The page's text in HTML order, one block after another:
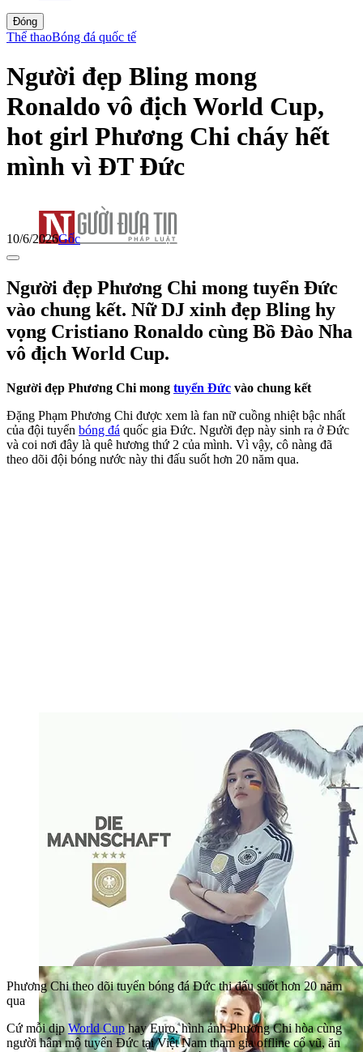
Đóng
Thể thaoBóng đá quốc tế
Người đẹp Bling mong
Ronaldo vô địch World Cup,
hot girl Phương Chi cháy hết
mình vì ĐT Đức
10/6/2026Gốc
Người đẹp Phương Chi mong tuyển Đức
vào chung kết. Nữ DJ xinh đẹp Bling hy
vọng Cristiano Ronaldo cùng Bồ Đào Nha
vô địch World Cup.
Người đẹp Phương Chi mong tuyển Đức vào chung kết
Đặng Phạm Phương Chi được xem là fan nữ cuồng nhiệt bậc nhất
của đội tuyển bóng đá quốc gia Đức. Người đẹp này sinh ra ở Đức
và coi nơi đây là quê hương thứ 2 của mình. Vì vậy, cô nàng đã
theo dõi đội bóng nước này thi đấu suốt hơn 20 năm qua.
Phương Chi theo dõi tuyển bóng đá Đức thi đấu suốt hơn 20 năm
qua
Cứ mỗi dịpWorld Cuphay Euro, hình ảnh Phương Chi hòa cùng
người hâm mộ tuyển Đức tại Việt Nam tham gia offline cổ vũ, ăn